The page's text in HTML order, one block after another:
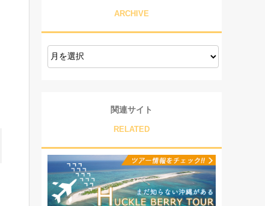
ARCHIVE
関連サイト
RELATED